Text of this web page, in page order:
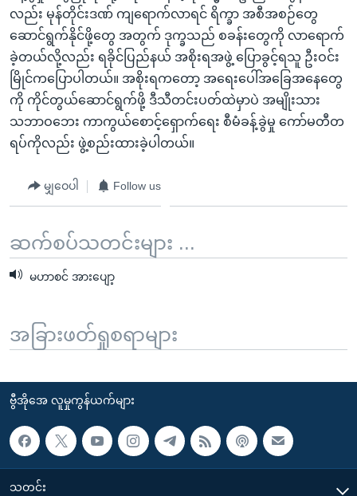
လည်း မုန်တိုင်းဒဏ် ကျရောက်လာရင် ရိက္ခာ အစီအစဉ်တွေ
ဆောင်ရွက်နိုင်ဖို့တွေ အတွက် ဒုက္ခသည် စခန်းတွေကို လာရောက်
ခဲ့တယ်လို့လည်း ရခိုင်ပြည်နယ် အစိုးရအဖွဲ့ ပြောခွင့်ရသူ ဦးဝင်း
မြိုင်ကပြောပါတယ်။ အစိုးရကတော့ အရေးပေါ်အခြေအနေတွေ
ကို ကိုင်တွယ်ဆောင်ရွက်ဖို့ ဒီသီတင်းပတ်ထဲမှာပဲ အမျိုးသား
သဘာဝဘေး ကာကွယ်စောင့်ရှောက်ရေး စီမံခန့်ခွဲမှု ကော်မတီတ
ရပ်ကိုလည်း ဖွဲ့စည်းထားခဲ့ပါတယ်။
မျှဝေပါ Follow us
ဆက်စပ်သတင်းများ ...
မဟာစင် အားပျော့
အခြားဖတ်ရှုစရာများ
ဗွီအိုအေ လူမှုကွန်ယက်များ
သတင်း